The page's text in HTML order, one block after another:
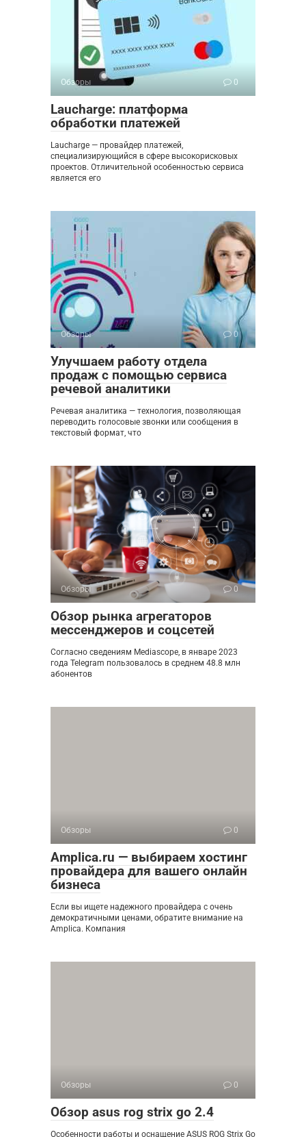
Обзоры 0
Laucharge: платформа
обработки платежей
Laucharge — провайдер платежей,
специализирующийся в сфере высокорисковых
проектов. Отличительной особенностью сервиса
является его
Обзоры 0
Улучшаем работу отдела
продаж с помощью сервиса
речевой аналитики
Речевая аналитика — технология, позволяющая
переводить голосовые звонки или сообщения в
текстовый формат, что
Обзоры 0
Обзор рынка агрегаторов
мессенджеров и соцсетей
Согласно сведениям Mediascope, в январе 2023
года Telegram пользовалось в среднем 48.8 млн
абонентов
Обзоры 0
Amplica.ru — выбираем хостинг
провайдера для вашего онлайн
бизнеса
Если вы ищете надежного провайдера с очень
демократичными ценами, обратите внимание на
Amplica. Компания
Обзоры 0
Обзор asus rog strix go 2.4
Особенности работы и оснащение ASUS ROG Strix Go